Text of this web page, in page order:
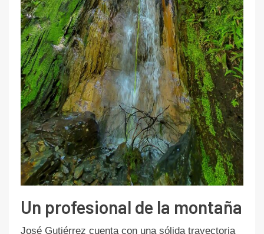
Un profesional de la montaña
José Gutiérrez cuenta con una sólida trayectoria